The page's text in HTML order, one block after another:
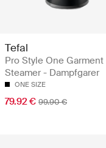
Tefal
Pro Style One Garment
Steamer - Dampfgarer
ONE SIZE
79.92 € 99.90 €